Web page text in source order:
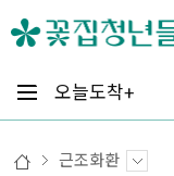
오늘도착+
근조화환